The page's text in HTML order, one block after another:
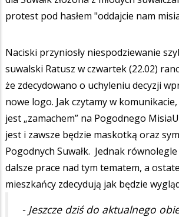
protest pod hasłem "oddajcie nam
Naciski przyniosły niespodziewanie
suwalski Ratusz w czwartek (22.02)
że zdecydowano o uchyleniu decyzji
nowe logo. Jak czytamy w
jest „zamachem” na Pogodnego
jest i zawsze będzie maskotką oraz
Pogodnych Suwałk. Jednak
dalsze prace nad tym tematem, a
mieszkańcy zdecydują jak będzie
- Jeszcze dziś do aktualnego